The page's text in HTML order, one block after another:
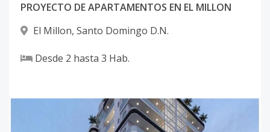
PROYECTO DE APARTAMENTOS EN EL MILLON
El Millon, Santo Domingo D.N.
Desde 2 hasta 3 Hab.